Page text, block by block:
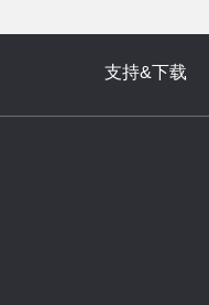
支持&下载